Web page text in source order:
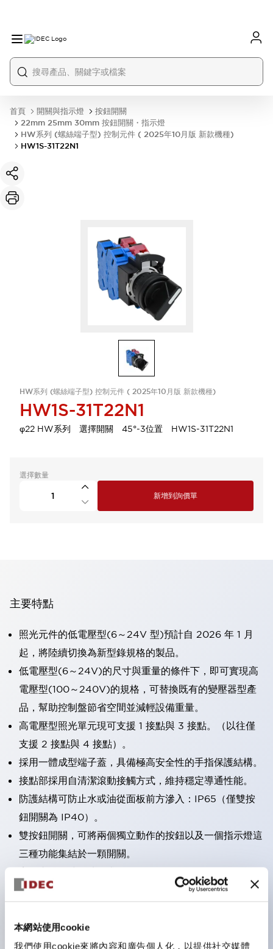
本網站使用cookie
我們使用cookie來將內容和廣告個人化，以提供社交媒體
首頁 開關與指示燈
按鈕開關
22mm 25mm 30mm 按鈕開關・指示燈
HW系列 (螺絲端子型) 控制元件 ( 2025年10月版 新款機種)
HW1S-31T22N1
HW系列 (螺絲端子型) 控制元件 ( 2025年10月版 新款機種)
HW1S-31T22N1
φ22 HW系列 選擇開關 45°-3位置 HW1S-31T22N1
選擇數量
新增到詢價單
主要特點
照光元件的低電壓型(6～24V 型)預計自 2026 年 1 月
起，將陸續切換為新型錄規格的製品。
低電壓型(6～24V)的尺寸與重量的條件下，即可實現高
電壓型(100～240V)的規格，可替換既有的變壓器型產
品，幫助控制盤節省空間並減輕設備重量。
高電壓型照光單元現可支援 1 接點與 3 接點。（以往僅
支援 2 接點與 4 接點）。
採用一體成型端子蓋，具備極高安全性的手指保護結構。
接點部採用自清潔滾動接觸方式，維持穩定導通性能。
防護結構可防止水或油從面板前方滲入：IP65（僅雙按
鈕開關為 IP40）。
雙按鈕開關，可將兩個獨立動作的按鈕以及一個指示燈這
三種功能集結於一顆開關。
一顆 LED 燈泡即可呈現六種顏色（LSRD 燈泡）。以往
顏色。
支援色彩通用設計（CUD）：可清楚辨識正方平頭形指